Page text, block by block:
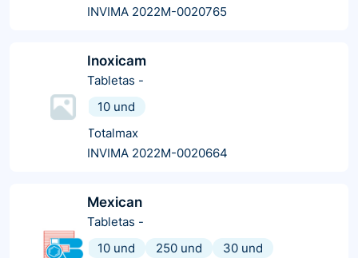
INVIMA 2022M-0020765
Inoxicam
Tabletas -
10 und
Totalmax
INVIMA 2022M-0020664
Mexican
Tabletas -
10 und
250 und
30 und